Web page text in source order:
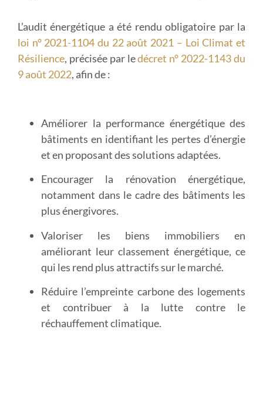
L’audit énergétique a été rendu obligatoire par la
loi n° 2021-1104 du 22 août 2021 – Loi Climat et
Résilience, précisée par ledécret n° 2022-1143 du
9 août 2022, afin de :
Améliorer la performance énergétique des
bâtiments en identifiant les pertes d’énergie
et en proposant des solutions adaptées.
Encourager la rénovation énergétique,
notamment dans le cadre des bâtiments les
plus énergivores.
Valoriser les biens immobiliers en
améliorant leur classement énergétique, ce
qui les rend plus attractifs sur le marché.
Réduire l’empreinte carbonedes logements
et contribuer à la lutte contre le
réchauffement climatique.